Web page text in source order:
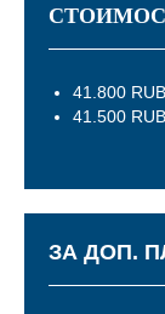
41.800
41.500
ЗА ДОП.